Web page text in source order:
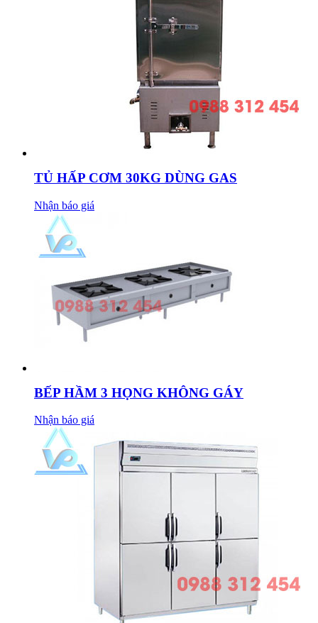
TỦ HẤP CƠM 30KG DÙNG GAS
Nhận báo giá
BẾP HẦM 3 HỌNG KHÔNG GÁY
Nhận báo giá